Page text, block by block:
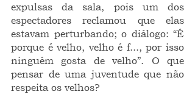
expulsas da sala, pois um dos
espectadores reclamou que elas
estavam perturbando; o diálogo: “É
porque é velho, velho é f..., por isso
ninguém gosta de velho”. O que
pensar de uma juventude que não
respeita os velhos?